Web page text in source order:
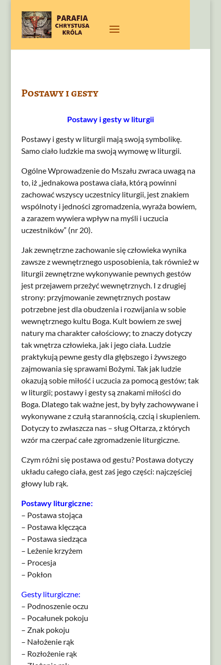
Postawy i gesty
Postawy i gesty w liturgii
Postawy i gesty w liturgii mają swoją symbolikę.
Samo ciało ludzkie ma swoją wymowę w liturgii.
Ogólne Wprowadzenie do Mszału zwraca uwagą na
to, iż „jednakowa postawa ciała, którą powinni
zachować wszyscy uczestnicy liturgii, jest znakiem
wspólnoty i jedności zgromadzenia, wyraża bowiem,
a zarazem wywiera wpływ na myśli i uczucia
uczestników” (nr 20).
Jak zewnętrzne zachowanie się człowieka wynika
zawsze z wewnętrznego usposobienia, tak również w
liturgii zewnętrzne wykonywanie pewnych gestów
jest przejawem przeżyć wewnętrznych. I z drugiej
strony: przyjmowanie zewnętrznych postaw
potrzebne jest dla obudzenia i rozwijania w sobie
wewnętrznego kultu Boga. Kult bowiem ze swej
natury ma charakter całościowy; to znaczy dotyczy
tak wnętrza człowieka, jak i jego ciała. Ludzie
praktykują pewne gesty dla głębszego i żywszego
zajmowania się sprawami Bożymi. Tak jak ludzie
okazują sobie miłość i uczucia za pomocą gestów; tak
w liturgii; postawy i gesty są znakami miłości do
Boga. Dlatego tak ważne jest, by były zachowywane i
wykonywane z czułą starannością, czcią i skupieniem.
Dotyczy to zwłaszcza nas – sług Ołtarza, z których
wzór ma czerpać całe zgromadzenie liturgiczne.
Czym różni się postawa od gestu? Postawa dotyczy
układu całego ciała, gest zaś jego części: najczęściej
głowy lub rąk.
Postawy liturgiczne:
– Postawa stojąca
– Postawa klęcząca
– Postawa siedząca
– Leżenie krzyżem
– Procesja
– Pokłon
Gesty liturgiczne:
– Podnoszenie oczu
– Pocałunek pokoju
– Znak pokoju
– Nałożenie rąk
– Rozłożenie rąk